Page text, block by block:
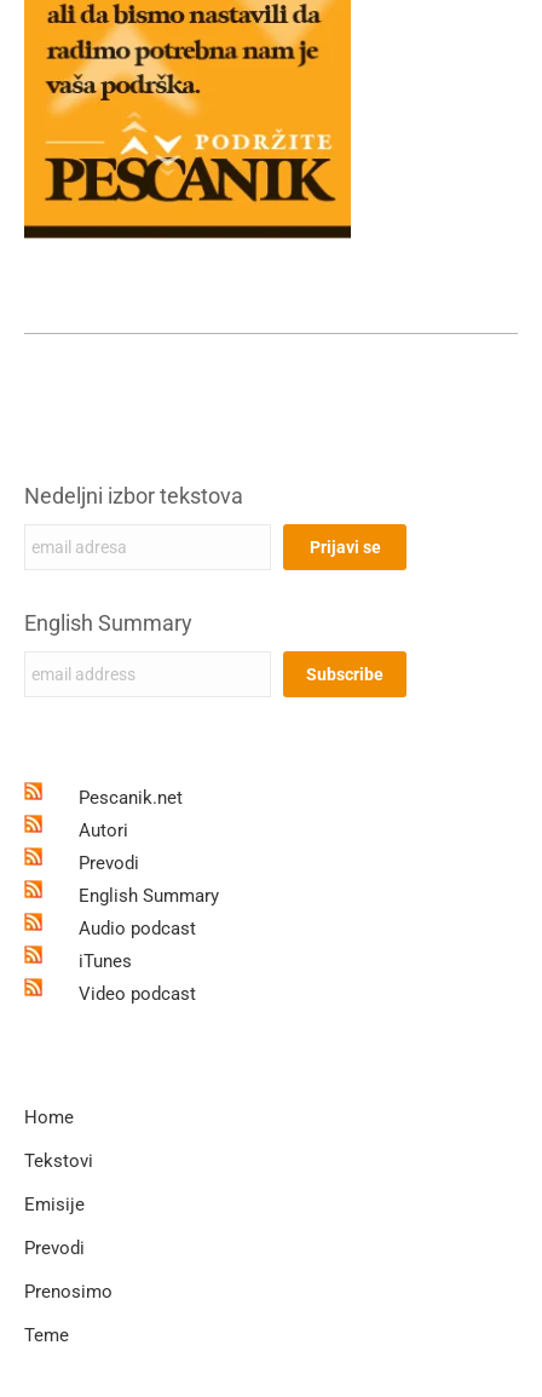
Nedeljni izbor tekstova
English Summary
Pescanik.net
Autori
Prevodi
English Summary
Audio podcast
iTunes
Video podcast
Home
Tekstovi
Emisije
Prevodi
Prenosimo
Teme